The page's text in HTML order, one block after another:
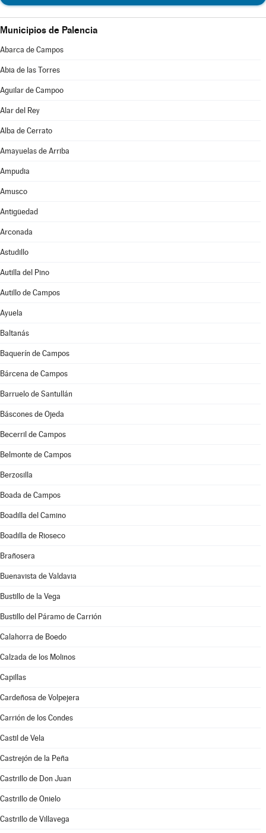
Municipios de Palencia
Abarca de Campos
Abia de las Torres
Aguilar de Campoo
Alar del Rey
Alba de Cerrato
Amayuelas de Arriba
Ampudia
Amusco
Antigüedad
Arconada
Astudillo
Autilla del Pino
Autillo de Campos
Ayuela
Baltanás
Baquerín de Campos
Bárcena de Campos
Barruelo de Santullán
Báscones de Ojeda
Becerril de Campos
Belmonte de Campos
Berzosilla
Boada de Campos
Boadilla del Camino
Boadilla de Rioseco
Brañosera
Buenavista de Valdavia
Bustillo de la Vega
Bustillo del Páramo de Carrión
Calahorra de Boedo
Calzada de los Molinos
Capillas
Cardeñosa de Volpejera
Carrión de los Condes
Castil de Vela
Castrejón de la Peña
Castrillo de Don Juan
Castrillo de Onielo
Castrillo de Villavega